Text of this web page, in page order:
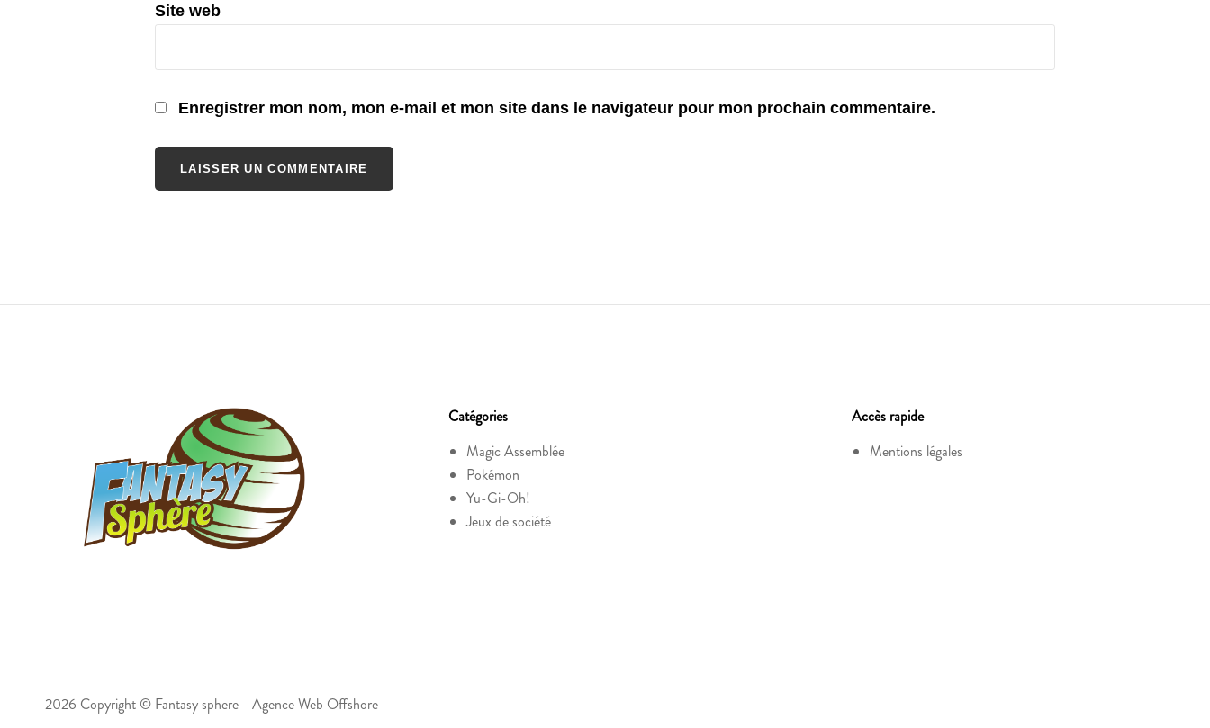
Site web
Enregistrer mon nom, mon e-mail et mon site dans le navigateur pour mon prochain commentaire.
Catégories
Magic Assemblée
Pokémon
Yu-Gi-Oh!
Jeux de société
Accès rapide
Mentions légales
2026 Copyright © Fantasy sphere - Agence Web Offshore